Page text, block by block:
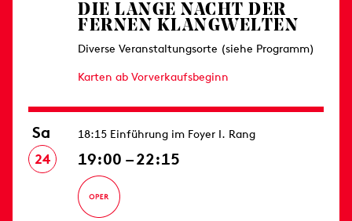
DIE LANGE NACHT DER
FERNEN KLANGWELTEN
Diverse Veranstaltungsorte (siehe Programm)
Karten ab Vorverkaufsbeginn
Sa
24
18:15 Einführung im Foyer I. Rang
19:00 – 22:15